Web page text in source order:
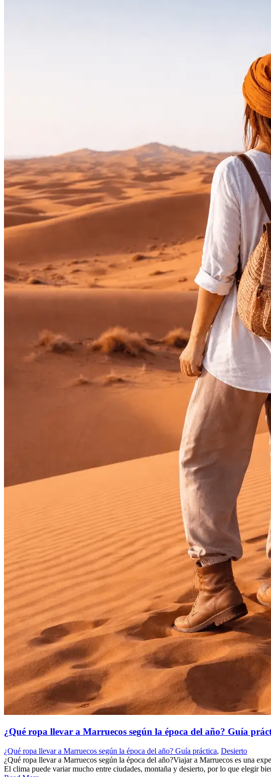
¿Qué ropa llevar a Marruecos según la época del año? Guía
¿Qué ropa llevar a Marruecos según la época del año? Guía práctica, Desierto
¿Qué ropa llevar a Marruecos según la época del año?Viajar a Marruecos es una
El clima puede variar mucho entre ciudades, montaña y desierto, por lo que elegir